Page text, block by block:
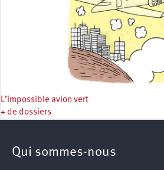
L’impossible avion vert
+ de dossiers
Qui sommes-nous